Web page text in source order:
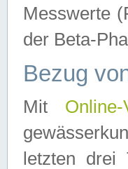
Messwerte
der Beta-
Bezug
Mit
letzten drei